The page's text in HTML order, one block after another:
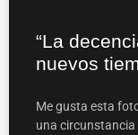
“La
nuevos
Me gusta esta
una circunstancia